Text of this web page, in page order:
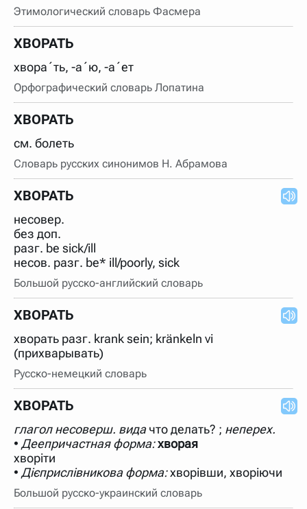
Этимологический словарь Фасмера
ХВОРАТЬ
хвора´ть, -а´ю, -а´ет
Орфографический словарь Лопатина
ХВОРАТЬ
см. болеть
Словарь русских синонимов Н. Абрамова
ХВОРАТЬ
несовер.
без доп.
разг. be sick/ill
несов. разг. be* ill/poorly, sick
Большой русско-английский словарь
ХВОРАТЬ
хворать разг. krank sein; kränkeln vi
(прихварывать)
Русско-немецкий словарь
ХВОРАТЬ
глагол несоверш. видачто делать? ; неперех.
• Деепричастная форма:хворая
хворіти
• Дієприслівникова форма:
Большой русско-украинский словарь